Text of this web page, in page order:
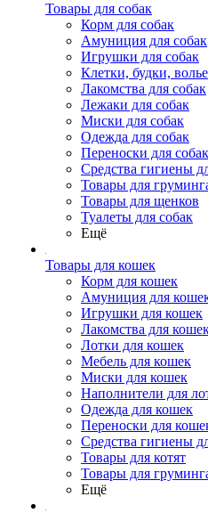
Товары для собак
Корм для собак
Амуниция для собак
Игрушки для собак
Клетки, будки,
Лакомства для собак
Лежаки для собак
Миски для собак
Одежда для собак
Переноски для собак
Средства гигиены
Товары для
Товары для щенков
Туалеты для собак
Ещё
Товары для кошек
Корм для кошек
Амуниция для
Игрушки для кошек
Лакомства для
Лотки для кошек
Мебель для кошек
Миски для кошек
Наполнители для
Одежда для кошек
Переноски для
Средства гигиены
Товары для котят
Товары для
Ещё